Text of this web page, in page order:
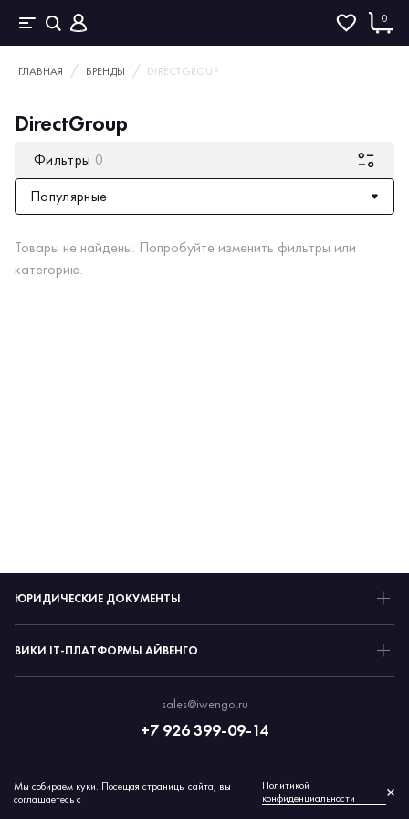
0
ГЛАВНАЯ БРЕНДЫ DIRECTGROUP
DirectGroup
Фильтры 0
Популярные
Товары не найдены. Попробуйте изменить фильтры или
категорию.
ЮРИДИЧЕСКИЕ ДОКУМЕНТЫ
ВИКИ IT-ПЛАТФОРМЫ АЙВЕНГО
sales@iwengo.ru
+7 926 399-09-14
© 2026 Айвенго
Мы собираем куки. Посещая страницы сайта, вы
соглашаетесь с
Политикой
конфиденциальности
×